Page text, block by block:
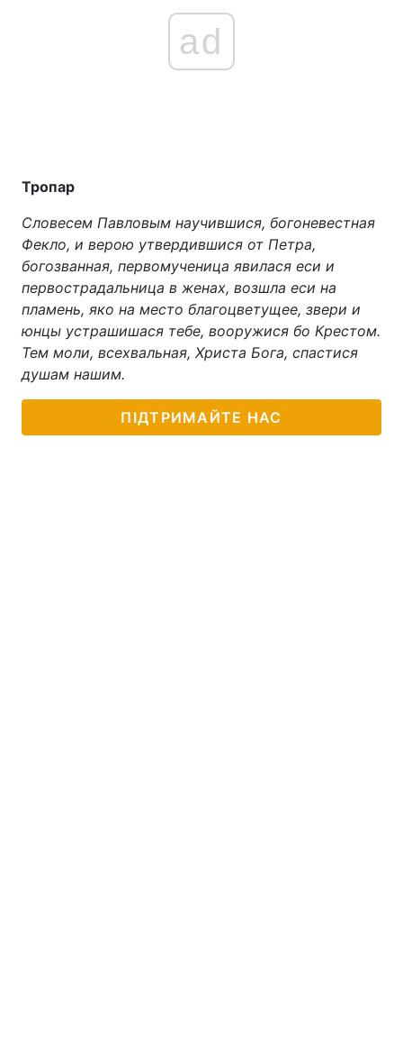
ad
Тропар
Словесем Павловым научившися, богоневестная
Фекло, и верою утвердившися от Петра,
богозванная, первомученица явилася еси и
первострадальница в женах, возшла еси на
пламень, яко на место благоцветущее, звери и
юнцы устрашишася тебе, вооружися бо Крестом.
Тем моли, всехвальная, Христа Бога, спастися
душам нашим.
ПІДТРИМАЙТЕ НАС